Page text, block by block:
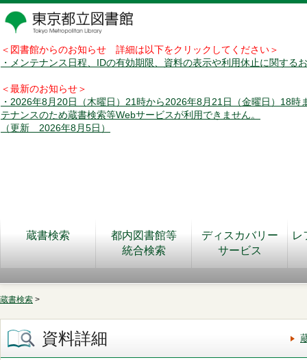
＜図書館からのお知らせ 詳細は以下をクリックしてください＞
・メンテナンス日程、IDの有効期限、資料の表示や利用休止に関する
＜最新のお知らせ＞
・2026年8月20日（木曜日）21時から2026年8月21日（金曜日）18時
テナンスのため蔵書検索等Webサービスが利用できません。
（更新 2026年8月5日）
蔵書検索
都内図書館等
統合検索
ディスカバリー
サービス
レ
蔵書検索 >
資料詳細